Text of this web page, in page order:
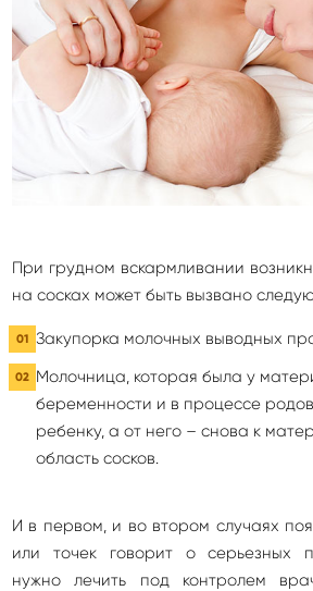
При грудном вскармливании
на сосках может быть вызвано
Закупорка молочных выводных
Молочница, которая была у
беременности и в процессе
ребенку, а от него – снова к
область сосков.
И в первом, и во втором случаях
или точек говорит о серьезных
нужно лечить под контролем